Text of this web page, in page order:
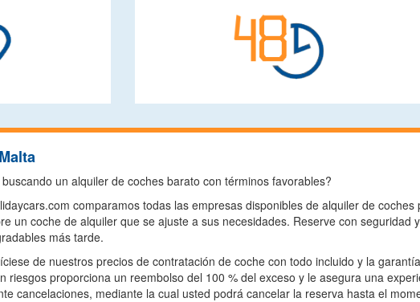
buscando un alquiler de coches barato con términos favorables?
comparamos todas las empresas disponibles de alquiler de
un coche de alquiler que se ajuste a sus necesidades. Reserve con
más tarde.
de nuestros precios de contratación de coche con todo incluido y la
riesgos proporciona un reembolso del 100 % del exceso y le asegura una
cancelaciones, mediante la cual usted podrá cancelar la reserva hasta el